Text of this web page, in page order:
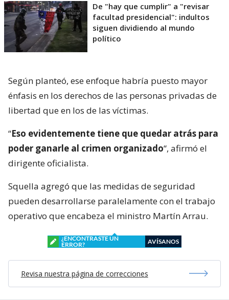
De "hay que cumplir" a "revisar
facultad presidencial": indultos
siguen dividiendo al mundo
político
Según planteó, ese enfoque habría puesto mayor
énfasis en los derechos de las personas privadas de
libertad que en los de las víctimas.
“Eso evidentemente tiene que quedar atrás para
poder ganarle al crimen organizado“, afirmó el
dirigente oficialista.
Squella agregó que las medidas de seguridad
pueden desarrollarse paralelamente con el trabajo
operativo que encabeza el ministro Martín Arrau.
¿ENCONTRASTE UN
ERROR?
AVÍSANOS
Revisa nuestra página de correcciones